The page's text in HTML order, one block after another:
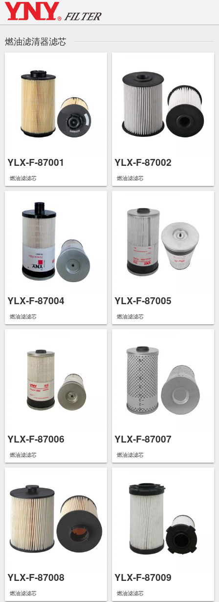
Skip
content
燃油滤清器滤芯
YLX-F-87001
燃油滤滤芯
YLX-F-87002
燃油滤滤芯
YLX-F-87004
燃油滤滤芯
YLX-F-87005
燃油滤滤芯
YLX-F-87006
燃油滤滤芯
YLX-F-87007
燃油滤滤芯
YLX-F-87008
燃油滤滤芯
YLX-F-87009
燃油滤滤芯